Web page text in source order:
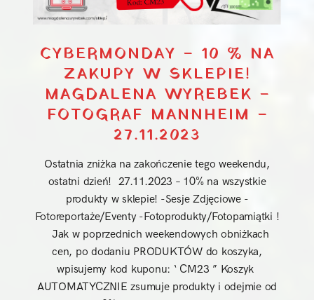
CYBERMONDAY – 10 % NA
ZAKUPY W SKLEPIE!
MAGDALENA WYREBEK –
FOTOGRAF MANNHEIM –
27.11.2023
Ostatnia zniżka na zakończenie tego weekendu,
ostatni dzień! 27.11.2023 – 10% na wszystkie
produkty w sklepie! -Sesje Zdjęciowe -
Fotoreportaże/Eventy -Fotoprodukty/Fotopamiątki !
Jak w poprzednich weekendowych obniżkach
cen, po dodaniu PRODUKTÓW do koszyka,
wpisujemy kod kuponu: ‘ CM23 ” Koszyk
AUTOMATYCZNIE zsumuje produkty i odejmie od